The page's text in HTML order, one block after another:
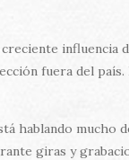
influencia
fuera del
hablando
giras y